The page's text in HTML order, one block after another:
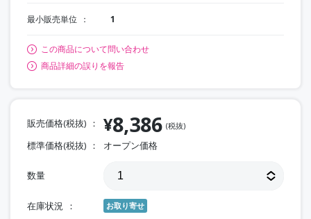
最小販売単位 1
この商品について問い合わせ
商品詳細の誤りを報告
販売価格(税抜) ¥8,386 (税抜)
標準価格(税抜) オープン価格
数量
在庫状況 お取り寄せ